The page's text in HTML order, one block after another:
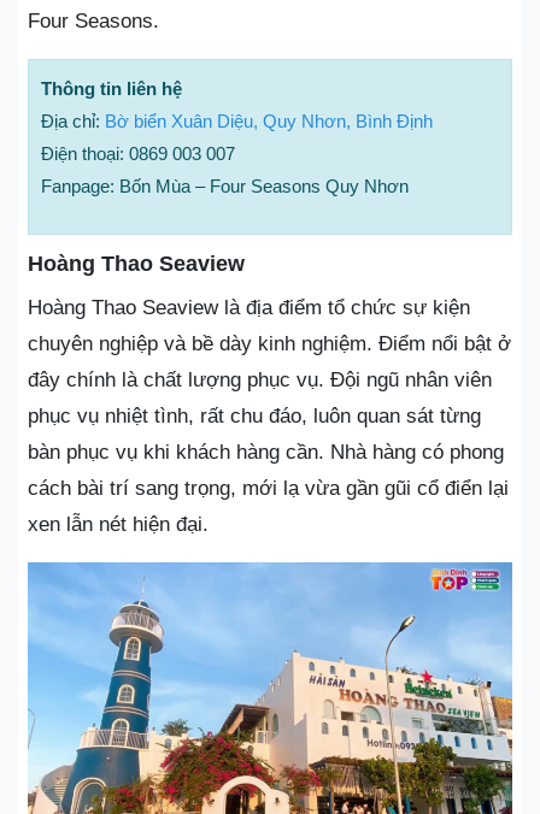
Four Seasons.
Thông tin liên hệ
Địa chỉ: Bờ biển Xuân Diệu, Quy Nhơn, Bình Định
Điện thoại: 0869 003 007
Fanpage: Bốn Mùa – Four Seasons Quy Nhơn
Hoàng Thao Seaview
Hoàng Thao Seaview là địa điểm tổ chức sự kiện
chuyên nghiệp và bề dày kinh nghiệm. Điểm nổi bật ở
đây chính là chất lượng phục vụ. Đội ngũ nhân viên
phục vụ nhiệt tình, rất chu đáo, luôn quan sát từng
bàn phục vụ khi khách hàng cần. Nhà hàng có phong
cách bài trí sang trọng, mới lạ vừa gần gũi cổ điển lại
xen lẫn nét hiện đại.